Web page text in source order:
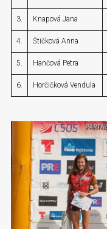
3. Knapová Jana
4. Štičková Anna
5. Hančová Petra
6. Horčičková Vendula